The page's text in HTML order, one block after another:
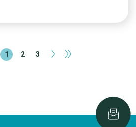
1 2 3 › »